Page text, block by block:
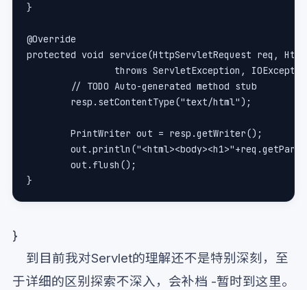
}
@Override
protected void service(HttpServletRequest req,
throws ServletException,
	// TODO Auto-generated method stub
	resp.setContentType("text/html");
	PrintWriter out = resp.getWriter();
	out.flush();
}
}
到目前我对Servlet的理解还不是特别深刻，至
于详细的区别探索不深入，会补档 -暂时到这里。